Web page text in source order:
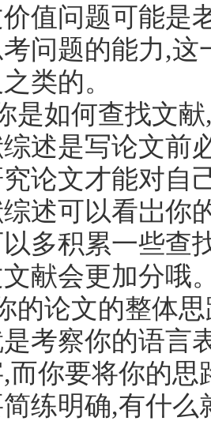
问题可能是老
问题的能力,
类的。
如何查找文献,
是写论文前必
论文才能对自
述可以看岀你
多积累一些查
献会更加分哦
论文的整体思
察你的语言表
而你要将你的
练明确,有什么